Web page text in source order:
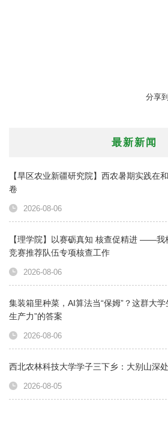
分享
最新新闻
【旱区农业新疆研究院】西农暑期实践在
卷
2026-08-06
【理学院】以赛砺真知 核查促精进 ——我
竞赛推荐队伍专项核查工作
2026-08-06
集装箱里种菜，AI算法当“保姆”？这群大
生产力”的答案
2026-08-06
西北农林科技大学学子三下乡：大别山深
2026-08-05